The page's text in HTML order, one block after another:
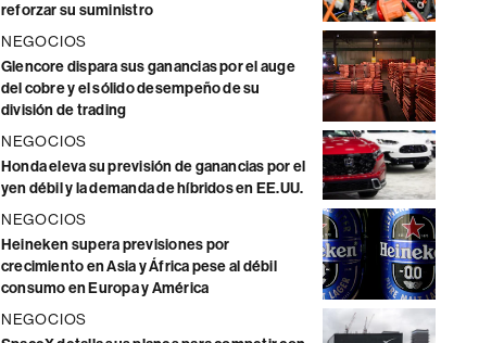
reforzar su suministro
NEGOCIOS
Glencore dispara sus ganancias por el auge
del cobre y el sólido desempeño de su
división de trading
NEGOCIOS
Honda eleva su previsión de ganancias por el
yen débil y la demanda de híbridos en EE.UU.
NEGOCIOS
Heineken supera previsiones por
crecimiento en Asia y África pese al débil
consumo en Europa y América
NEGOCIOS